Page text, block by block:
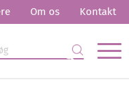
Om os Kontakt